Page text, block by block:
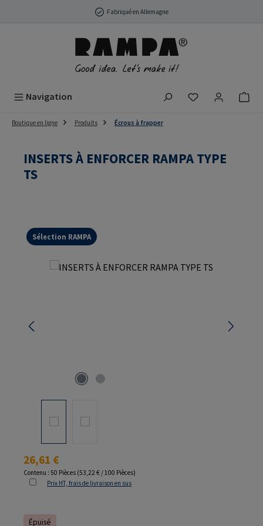
Passer au contenu principalFabriqué en Allemagne
Navigation Vous avez 0
Boutique en ligne Produits Écrous à frapper
INSERTS À ENFORCER RAMPA TYPE
TS
Sélection RAMPA
Ignorer la galerie d'images
Prix régulier :
26,61 €
Contenu : 50 Pièces (53,22 € / 100 Pièces)
Prix HT, frais de livraison en sus
Épuisé